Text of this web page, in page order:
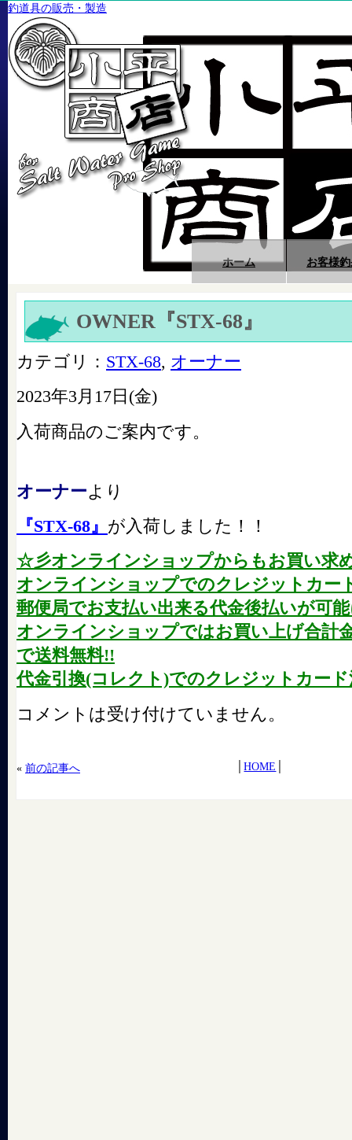
釣道具の販売・製造
ホーム お客様
OWNER『STX-68』
カテゴリ： STX-68, オーナー
2023年3月17日(金)
入荷商品のご案内です。
オーナーより
『STX-68』 が入荷しました！！
☆彡オンラインショップからもお買い求
オンラインショップでのクレジットカー
郵便局でお支払い出来る代金後払いが可
オンラインショップではお買い上げ合計
で送料無料!!
代金引換(コレクト)でのクレジットカー
コメントは受け付けていません。
« 前の記事へ │HOME